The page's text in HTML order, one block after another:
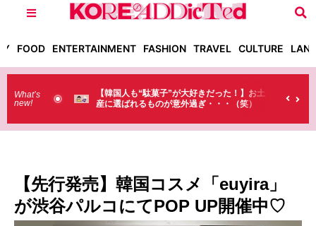
FOOD ENTERTAINMENT FASHION TRAVEL CULTURE
What’s
new!
た！】お土
・（笑）
【そんなものまで買っていくの？】日本のド
ラストで韓国人が買うものがちょっと…
【先行発売】韓国コスメ「euyira」
が渋谷パルコにてPOP UP開催中♡